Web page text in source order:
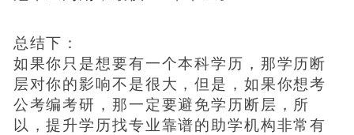
总结下：
如果你只是想要有一个本科学历，那学历断
层对你的影响不是很大，但是，如果你想考
公考编考研，那一定要避免学历断层，所
以，提升学历找专业靠谱的助学机构非常有